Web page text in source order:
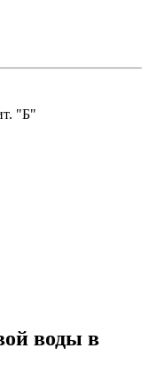
"Б"
воды в